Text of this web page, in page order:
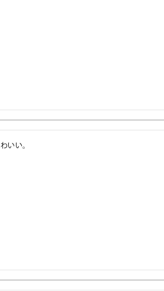
いい。